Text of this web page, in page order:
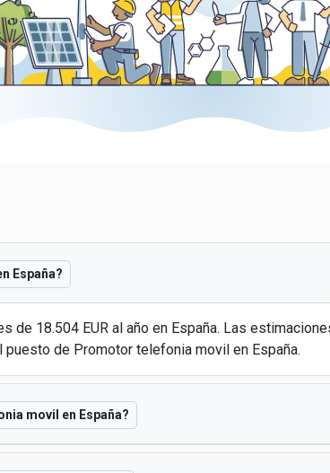
España?
de 18.504 EUR al año en España. Las
de Promotor telefonia movil en España.
movil en España?